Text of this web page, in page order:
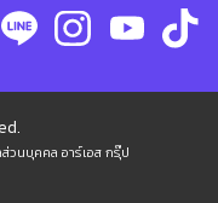
วนบุคคล อาร์เอส กรุ๊ป